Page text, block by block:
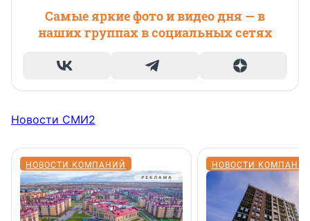
Самые яркие фото и видео дня — в
наших группах в социальных сетях
Новости СМИ2
НОВОСТИ КОМПАНИЙ НОВОСТИ